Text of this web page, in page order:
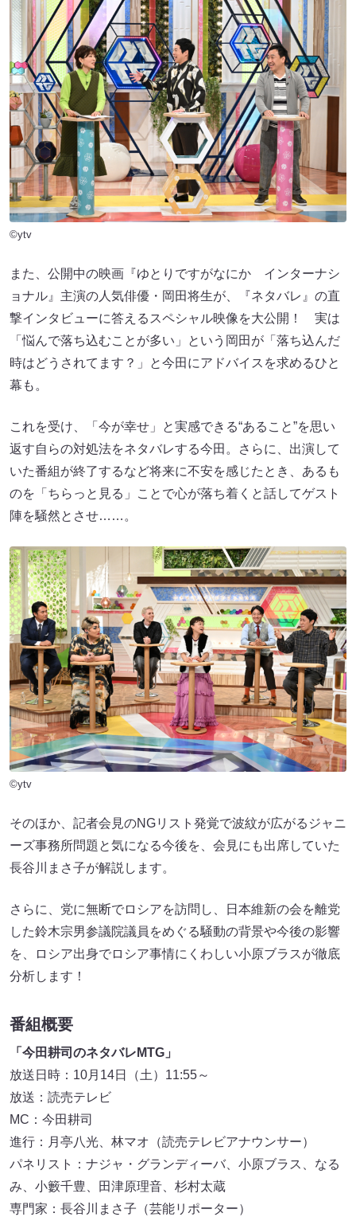
©ytv
また、公開中の映画『ゆとりですがなにか インターナシ
ョナル』主演の人気俳優・岡田将生が、『ネタバレ』の直
撃インタビューに答えるスペシャル映像を大公開！ 実は
「悩んで落ち込むことが多い」という岡田が「落ち込んだ
時はどうされてます？」と今田にアドバイスを求めるひと
幕も。
これを受け、「今が幸せ」と実感できる“あること”を思い
返す自らの対処法をネタバレする今田。さらに、出演して
いた番組が終了するなど将来に不安を感じたとき、あるも
のを「ちらっと見る」ことで心が落ち着くと話してゲスト
陣を騒然とさせ……。
©ytv
そのほか、記者会見のNGリスト発覚で波紋が広がるジャニ
ーズ事務所問題と気になる今後を、会見にも出席していた
長谷川まさ子が解説します。
さらに、党に無断でロシアを訪問し、日本維新の会を離党
した鈴木宗男参議院議員をめぐる騒動の背景や今後の影響
を、ロシア出身でロシア事情にくわしい小原ブラスが徹底
分析します！
番組概要
「今田耕司のネタバレMTG」
放送日時：10月14日（土）11:55～
放送：読売テレビ
MC：今田耕司
進行：月亭八光、林マオ（読売テレビアナウンサー）
パネリスト：ナジャ・グランディーバ、小原ブラス、なる
み、小籔千豊、田津原理音、杉村太蔵
専門家：長谷川まさ子（芸能リポーター）